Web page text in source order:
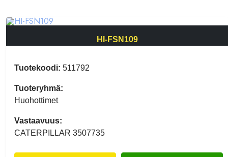
HI-FSN109
Tuotekoodi: 511792
Tuoteryhmä:
Huohottimet
Vastaavuus:
CATERPILLAR 3507735